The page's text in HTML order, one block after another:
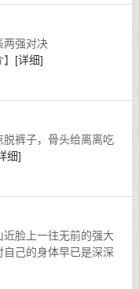
决
[详细]
裤子，骨头给离离吃
细]
脸上一往无前的强大
己的身体早已是深深
刻在她的心里，永世